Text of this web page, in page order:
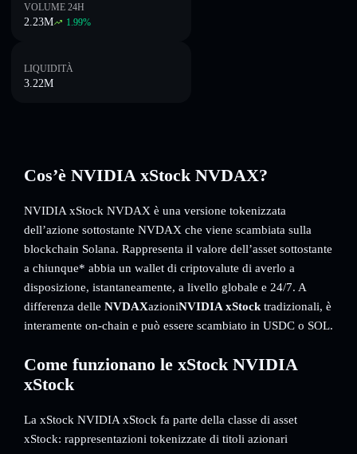
VOLUME 24H
2.23M 1.99%
LIQUIDITÀ
3.22M
Cos’è NVIDIA xStock NVDAX?
NVIDIA xStock NVDAX è una versione tokenizzata
dell’azione sottostante NVDAX che viene scambiata sulla
blockchain Solana. Rappresenta il valore dell’asset sottostante
a chiunque* abbia un wallet di criptovalute di averlo a
disposizione, istantaneamente, a livello globale e 24/7. A
differenza delle NVDAXazioniNVIDIA xStock tradizionali, è
interamente on-chain e può essere scambiato in USDC o SOL.
Come funzionano le xStock NVIDIA
xStock
La xStock NVIDIA xStock fa parte della classe di asset
xStock: rappresentazioni tokenizzate di titoli azionari